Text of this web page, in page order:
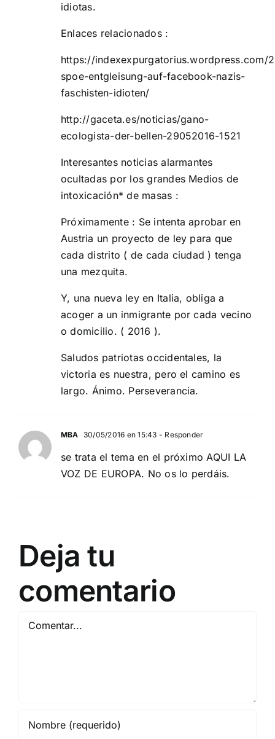
idiotas.
Enlaces relacionados :
https://indexexpurgatorius.wordpress.com/
spoe-entgleisung-auf-facebook-nazis-
faschisten-idioten/
http://gaceta.es/noticias/gano-
ecologista-der-bellen-29052016-1521
Interesantes noticias alarmantes
ocultadas por los grandes Medios de
intoxicación* de masas :
Próximamente : Se intenta aprobar en
Austria un proyecto de ley para que
cada distrito ( de cada ciudad ) tenga
una mezquita.
Y, una nueva ley en Italia, obliga a
acoger a un inmigrante por cada vecino
o domicilio. ( 2016 ).
Saludos patriotas occidentales, la
victoria es nuestra, pero el camino es
largo. Ánimo. Perseverancia.
MBA 30/05/2016 en 15:43 - Responder
se trata el tema en el próximo AQUI LA
VOZ DE EUROPA. No os lo perdáis.
Deja tu
comentario
Comentar